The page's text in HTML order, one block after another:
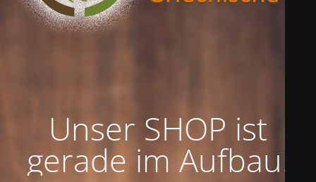
Unser SHOP ist
gerade im Aufbau!